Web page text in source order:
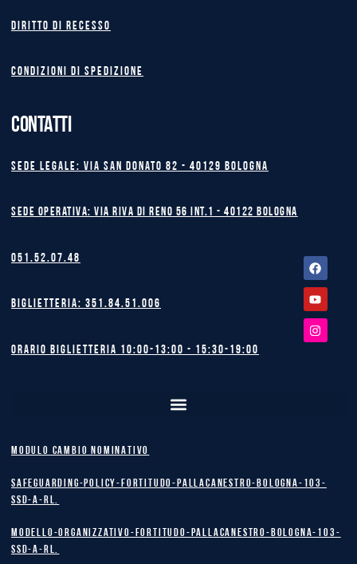
Facebook
Youtube
Instagram
Diritto di recesso
Condizioni di spedizione
CONTATTI
Sede legale: Via San Donato 82 - 40129 BOLOGNA
Sede operativa: Via Riva di Reno 56 int.1 - 40122 BOLOGNA
051.52.07.48
Biglietteria: 351.84.51.006
Orario biglietteria 10:00-13:00 - 15:30-19:00
MODULO CAMBIO NOMINATIVO
safeguarding-policy-Fortitudo-Pallacanestro-Bologna-103-
SSD-A-RL.
Modello-Organizzativo-Fortitudo-Pallacanestro-Bologna-103-
SSD-A-RL.